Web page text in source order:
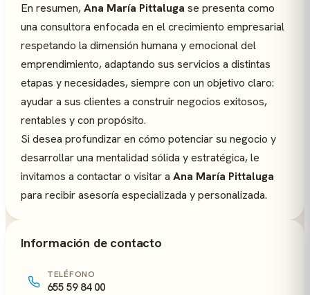
En resumen,Ana María Pittaluga se presenta como
una consultora enfocada en el crecimiento empresarial
respetando la dimensión humana y emocional del
emprendimiento, adaptando sus servicios a distintas
etapas y necesidades, siempre con un objetivo claro:
ayudar a sus clientes a construir negocios exitosos,
rentables y con propósito.
Si desea profundizar en cómo potenciar su negocio y
desarrollar una mentalidad sólida y estratégica, le
invitamos a contactar o visitar a Ana María Pittaluga
para recibir asesoría especializada y personalizada.
Información de contacto
TELÉFONO
655 59 84 00